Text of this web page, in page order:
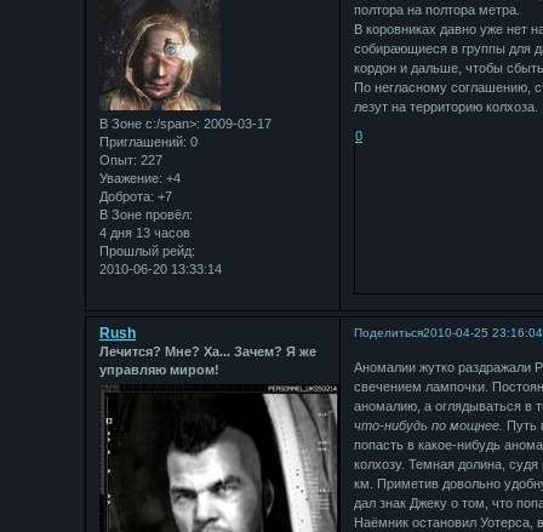
В Зоне с:/span>: 2009-03-17
Приглашений: 0
Опыт: 227
Уважение: +4
Доброта: +7
В Зоне провёл:
4 дня 13 часов
Прошлый рейд:
2010-06-20 13:33:14
полтора на полтора метра.
В коровниках давно уже нет
собирающиеся в группы для
кордон и дальше, чтобы
По негласному соглашению,
лезут на территорию колхоза.
0
Поделиться2010-04-25 23:16:04
Rush
Лечится? Мне? Ха... Зачем? Я же
управляю миром!
Аномалии жутко раздражали
свечением лампочки.
аномалию, а оглядываться
что-нибудь по мощнее.
Путь
попасть в какое-нибудь
колхозу. Темная долина,
км. Приметив довольно
дал знак Джеку о том, что
Наёмник остановил Уотерса,